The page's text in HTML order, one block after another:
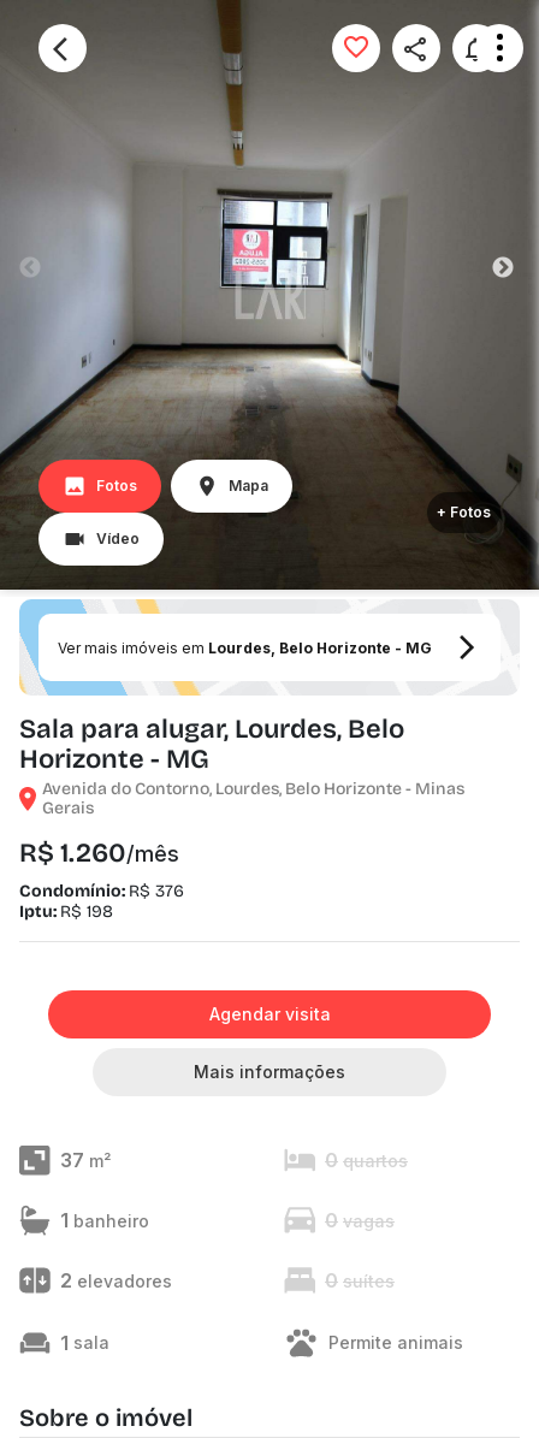
Fotos Mapa
Vídeo
+ Fotos
Ver mais imóveis em Lourdes, Belo Horizonte - MG
Sala para alugar, Lourdes, Belo
Horizonte - MG
Avenida do Contorno, Lourdes, Belo Horizonte - Minas
Gerais
R$ 1.260/mês
Condomínio: R$ 376
Iptu: R$ 198
Agendar visita
Mais informações
37 m² 0 quartos
1 banheiro 0 vagas
2 elevadores 0 suítes
1 sala Permite animais
Sobre o imóvel